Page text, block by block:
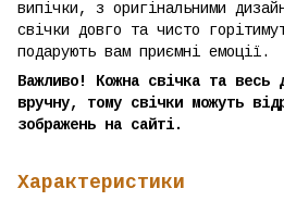
випічки, з оригінальними
свічки довго та чисто
подарують вам приємні емоції.
Важливо! Кожна свічка та весь
вручну, тому свічки можуть
зображень на сайті.
Характеристики